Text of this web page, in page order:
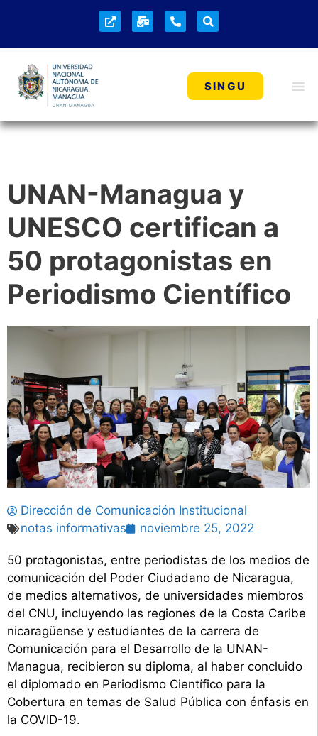
SINGU
UNAN-Managua y
UNESCO certifican a
50 protagonistas en
Periodismo Científico
Dirección de Comunicación Institucional
notas informativas
noviembre 25, 2022
50 protagonistas, entre periodistas de los medios de
comunicación del Poder Ciudadano de Nicaragua,
de medios alternativos, de universidades miembros
del CNU, incluyendo las regiones de la Costa Caribe
nicaragüense y estudiantes de la carrera de
Comunicación para el Desarrollo de la UNAN-
Managua, recibieron su diploma, al haber concluido
el diplomado en Periodismo Científico para la
Cobertura en temas de Salud Pública con énfasis en
la COVID-19.